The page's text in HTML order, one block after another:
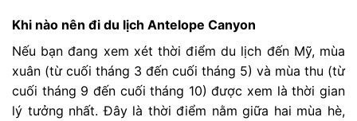
Khi nào nên đi du lịch Antelope Canyon
Nếu bạn đang xem xét thời điểm du lịch đến Mỹ, mùa
xuân (từ cuối tháng 3 đến cuối tháng 5) và mùa thu (từ
cuối tháng 9 đến cuối tháng 10) được xem là thời gian
lý tưởng nhất. Đây là thời điểm nằm giữa hai mùa hè,